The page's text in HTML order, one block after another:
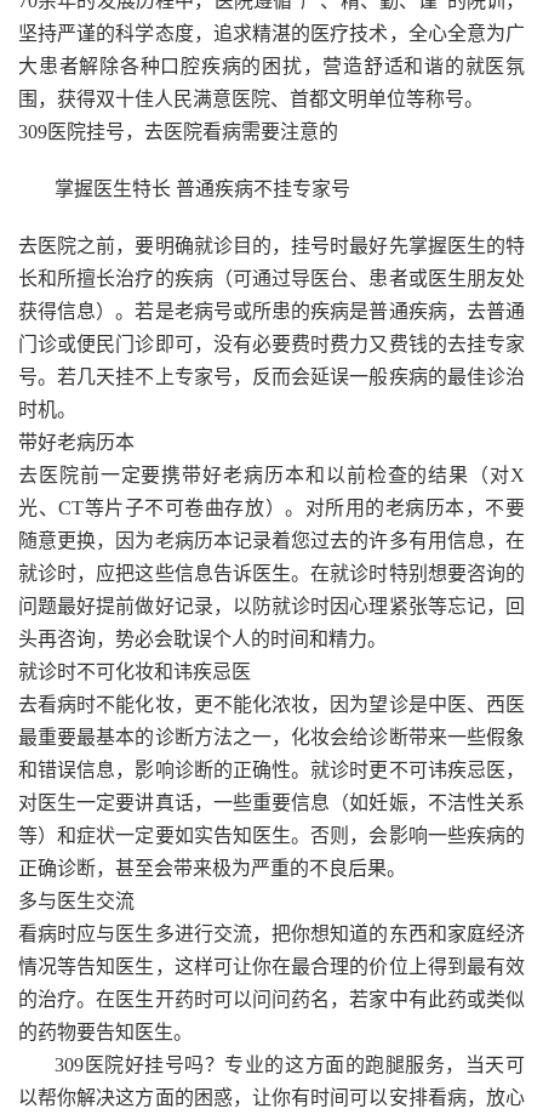
坚持严谨的科学态度，追求精湛的医疗技术，全心全意为广
大患者解除各种口腔疾病的困扰，营造舒适和谐的就医氛
围，获得双十佳人民满意医院、首都文明单位等称号。
309医院挂号，去医院看病需要注意的
掌握医生特长 普通疾病不挂专家号
去医院之前，要明确就诊目的，挂号时最好先掌握医生的特
长和所擅长治疗的疾病（可通过导医台、患者或医生朋友处
获得信息）。若是老病号或所患的疾病是普通疾病，去普通
门诊或便民门诊即可，没有必要费时费力又费钱的去挂专家
号。若几天挂不上专家号，反而会延误一般疾病的最佳诊治
时机。
带好老病历本
去医院前一定要携带好老病历本和以前检查的结果（对X
光、CT等片子不可卷曲存放）。对所用的老病历本，不要
随意更换，因为老病历本记录着您过去的许多有用信息，在
就诊时，应把这些信息告诉医生。在就诊时特别想要咨询的
问题最好提前做好记录，以防就诊时因心理紧张等忘记，回
头再咨询，势必会耽误个人的时间和精力。
就诊时不可化妆和讳疾忌医
去看病时不能化妆，更不能化浓妆，因为望诊是中医、西医
最重要最基本的诊断方法之一，化妆会给诊断带来一些假象
和错误信息，影响诊断的正确性。就诊时更不可讳疾忌医，
对医生一定要讲真话，一些重要信息（如妊娠，不洁性关系
等）和症状一定要如实告知医生。否则，会影响一些疾病的
正确诊断，甚至会带来极为严重的不良后果。
多与医生交流
看病时应与医生多进行交流，把你想知道的东西和家庭经济
情况等告知医生，这样可让你在最合理的价位上得到最有效
的治疗。在医生开药时可以问问药名，若家中有此药或类似
的药物要告知医生。
309医院好挂号吗？专业的这方面的跑腿服务，当天可
以帮你解决这方面的困惑，让你有时间可以安排看病，放心